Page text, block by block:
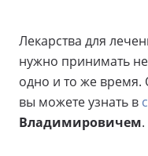
Лекарства для
нужно принимать
одно и то же время.
вы можете узнать в
Владимировичем.